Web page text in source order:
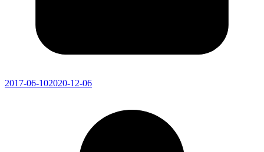
2017-06-102020-12-06